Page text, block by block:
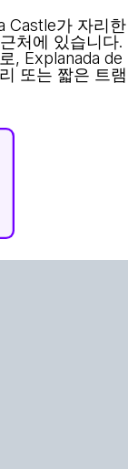
Castle가 자리한
처에 있습니다.
, Explanada de
또는 짧은 트램